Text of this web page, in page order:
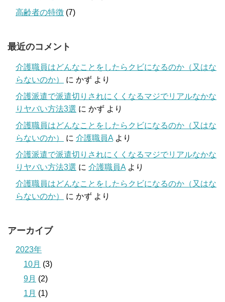
高齢者の特徴 (7)
最近のコメント
介護職員はどんなことをしたらクビになるのか（又はな
らないのか）
に かず より
介護派遣で派遣切りされにくくなるマジでリアルなかな
りヤバい方法3選 に かず より
介護職員はどんなことをしたらクビになるのか（又はな
らないのか）
に 介護職員A より
介護派遣で派遣切りされにくくなるマジでリアルなかな
りヤバい方法3選 に 介護職員A より
介護職員はどんなことをしたらクビになるのか（又はな
らないのか）
に かず より
アーカイブ
2023年
10月 (3)
9月 (2)
1月 (1)